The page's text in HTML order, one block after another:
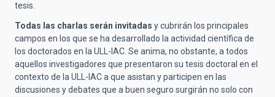
tesis.
Todas las charlas serán invitadas y cubrirán los principales
campos en los que se ha desarrollado la actividad científica de
los doctorados en la ULL-IAC. Se anima, no obstante, a todos
aquellos investigadores que presentaron su tesis doctoral en el
contexto de la ULL-IAC a que asistan y participen en las
discusiones y debates que a buen seguro surgirán no solo con